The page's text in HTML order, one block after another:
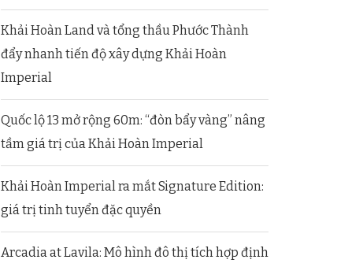
Khải Hoàn Land và tổng thầu Phước Thành
đẩy nhanh tiến độ xây dựng Khải Hoàn
Imperial
Quốc lộ 13 mở rộng 60m: “đòn bẩy vàng” nâng
tầm giá trị của Khải Hoàn Imperial
Khải Hoàn Imperial ra mắt Signature Edition:
giá trị tinh tuyển đặc quyền
Arcadia at Lavila: Mô hình đô thị tích hợp định